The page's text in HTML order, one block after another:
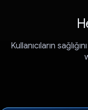
Kullanıcıların